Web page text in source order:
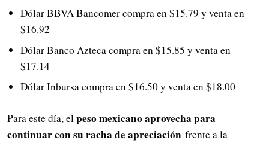
Dólar BBVA Bancomer compra en $15.79 y venta en
$16.92
Dólar Banco Azteca compra en $15.85 y venta en
$17.14
Dólar Inbursa compra en $16.50 y venta en $18.00
Para este día, elpeso mexicano aprovecha para
continuar con su racha de apreciación frente a la